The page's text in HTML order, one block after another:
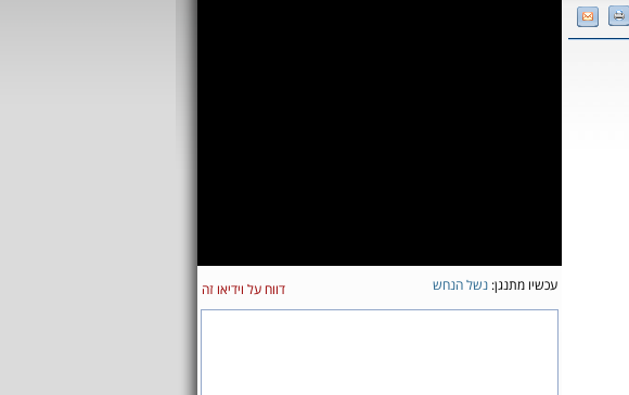
עכשיו מתנגן: נשל הנחש דווח על וידיאו זה